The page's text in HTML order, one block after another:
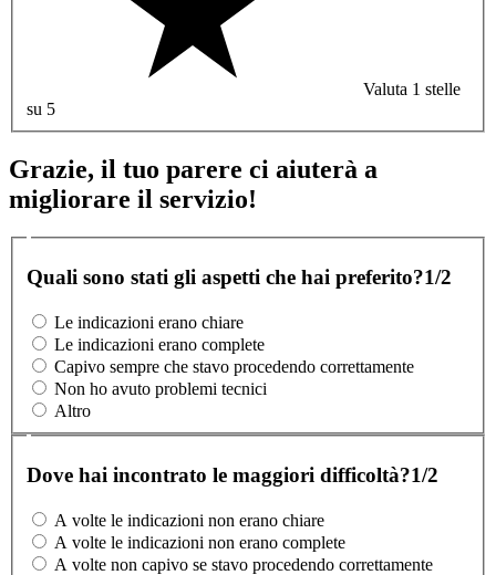
Valuta 1 stelle
su 5
Grazie, il tuo parere ci aiuterà a
migliorare il servizio!
Quali sono stati gli aspetti che hai preferito?1/2
Le indicazioni erano chiare
Le indicazioni erano complete
Capivo sempre che stavo procedendo correttamente
Non ho avuto problemi tecnici
Altro
Dove hai incontrato le maggiori difficoltà?1/2
A volte le indicazioni non erano chiare
A volte le indicazioni non erano complete
A volte non capivo se stavo procedendo correttamente